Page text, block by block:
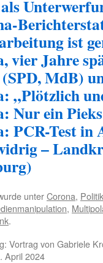
ist
vier Jahre
MdB)
„Plötzlich
Nur ein
PCR-Test in
–
unterCorona, Politik
,
.
Vortrag von Gabriele
April 2024